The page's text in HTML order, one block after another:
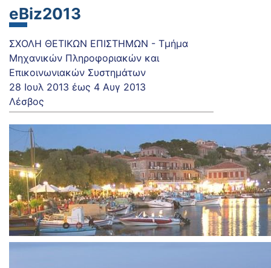
eBiz2013
ΣΧΟΛΗ ΘΕΤΙΚΩΝ ΕΠΙΣΤΗΜΩΝ - Τμήμα
Μηχανικών Πληροφοριακών και
Επικοινωνιακών Συστημάτων
28 Ιουλ 2013 έως 4 Αυγ 2013
Λέσβος